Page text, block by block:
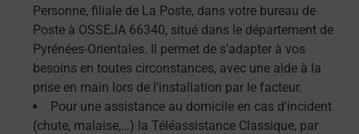
Personne, filiale de La Poste, dans votre bureau de
Poste à OSSEJA 66340, situé dans le département de
Pyrénées-Orientales. Il permet de s'adapter à vos
besoins en toutes circonstances, avec une aide à la
prise en main lors de l'installation par le facteur.
Pour une assistance au domicile en cas d'incident
(chute, malaise,…) la Téléassistance Classique, par